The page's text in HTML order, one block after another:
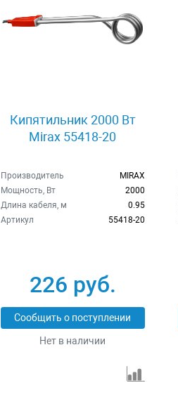
Кипятильник 2000 Вт
Mirax 55418-20
Производитель
MIRAX
Мощность, Вт
2000
Длина кабеля, м
0.95
Артикул
55418-20
226 руб.
Сообщить о поступлении
Нет в наличии